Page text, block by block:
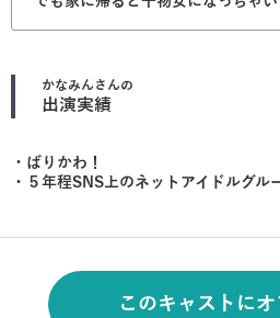
かなみん さんの
出演実績
・ばりかわ！
・５年程SNS上のネットアイドルグル
このキャストに